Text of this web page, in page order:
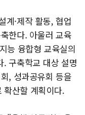
계·제작 활동, 협업
한다. 아울러 교육
능 융합형 교육실의
구축학교 대상 설명
, 성과공유회 등을
확산할 계획이다.